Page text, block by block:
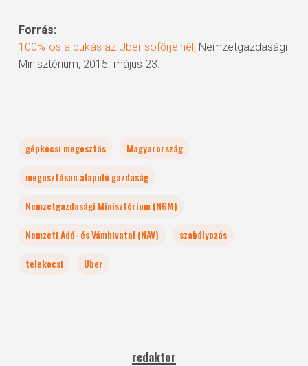
Forrás:
100%-os a bukás az Uber sofőrjeinél; Nemzetgazdasági
Minisztérium; 2015. május 23.
gépkocsi megosztás
Magyarország
megosztáson alapuló gazdaság
Nemzetgazdasági Minisztérium (NGM)
Nemzeti Adó- és Vámhivatal (NAV)
szabályozás
telekocsi
Uber
redaktor